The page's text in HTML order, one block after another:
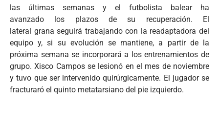
las últimas semanas y el futbolista balear ha
avanzado los plazos de su recuperación. El
lateral grana seguirá trabajando con la readaptadora del
equipo y, si su evolución se mantiene, a partir de la
próxima semana se incorporará a los entrenamientos de
grupo. Xisco Campos se lesionó en el mes de noviembre
y tuvo que ser intervenido quirúrgicamente. El jugador se
fracturaró el quinto metatarsiano del pie izquierdo.